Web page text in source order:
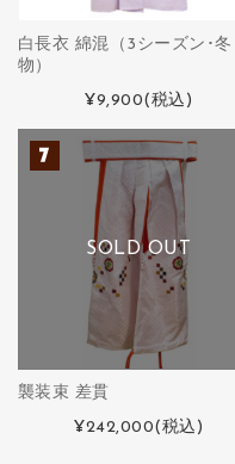
白長衣 綿混（3シーズン･冬
物）
¥9,900(税込)
SOLD OUT
襲装束 差貫
¥242,000(税込)